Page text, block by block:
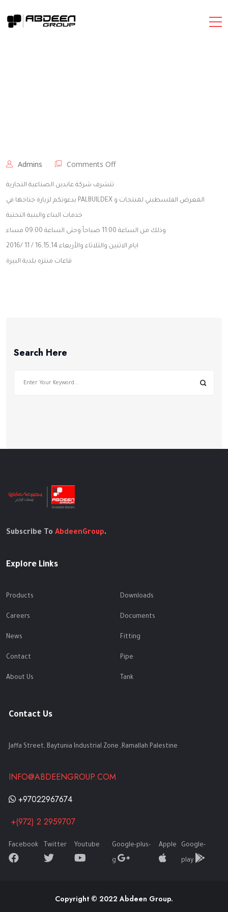
Admins Comments Offon
جناحها
في
المعرض
لمنتجات
تتشرف شركة عابدين الصناعية التجارية
بدعوتكم لزيارة جناحها في PALBUILDEX المعرض الفلسطيني لمنتجات و
خدمات البناء والبنية التحتية
وذلك من الساعة 11:00 صباحاً وحتى الساعة 09:00 مساء
ايام الاثنين والثلاثاء والأربعاء 16,15,14 / 11 /2016
قاعات منتزه بلدية البيرة
Search Here
Subscribe To AbdeenGroup.
Explore Links
Products
Careers
News
Contact
About Us
Downloads
Documents
Fitting
Pipe
Tank
Contact Us
Jaffa Street, Baytunia Industrial Zone ,Ramallah Palestine
INFO@ABDEENGROUP.COM
+97022967674
+(972) 2 2959707
Facebook Twitter Youtube Google-plus-
g
Apple Google-
play
Copyright © 2022 Abdeen Group.